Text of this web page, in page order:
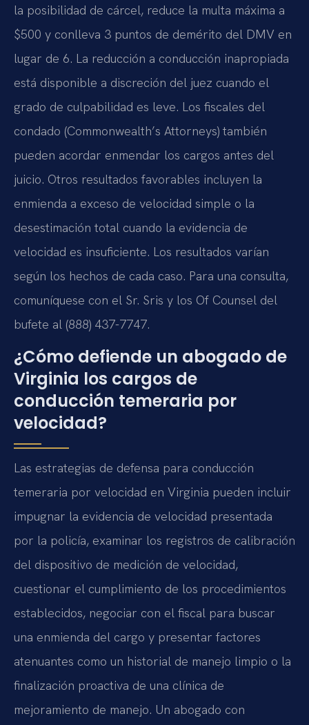
la posibilidad de cárcel, reduce la multa máxima a
$500 y conlleva 3 puntos de demérito del DMV en
lugar de 6. La reducción a conducción inapropiada
está disponible a discreción del juez cuando el
grado de culpabilidad es leve. Los fiscales del
condado (Commonwealth’s Attorneys) también
pueden acordar enmendar los cargos antes del
juicio. Otros resultados favorables incluyen la
enmienda a exceso de velocidad simple o la
desestimación total cuando la evidencia de
velocidad es insuficiente. Los resultados varían
según los hechos de cada caso. Para una consulta,
comuníquese con el Sr. Sris y los Of Counsel del
bufete al (888) 437-7747.
¿Cómo defiende un abogado de
Virginia los cargos de
conducción temeraria por
velocidad?
Las estrategias de defensa para conducción
temeraria por velocidad en Virginia pueden incluir
impugnar la evidencia de velocidad presentada
por la policía, examinar los registros de calibración
del dispositivo de medición de velocidad,
cuestionar el cumplimiento de los procedimientos
establecidos, negociar con el fiscal para buscar
una enmienda del cargo y presentar factores
atenuantes como un historial de manejo limpio o la
finalización proactiva de una clínica de
mejoramiento de manejo. Un abogado con